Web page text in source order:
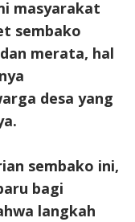
masyarakat
sembako
merata, hal
desa yang
sembako ini,
bagi
langkah